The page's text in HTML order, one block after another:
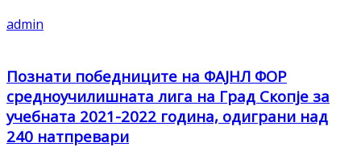
admin
Познати победниците на ФАЈНЛ ФОР
средноучилишната лига на Град Скопје за
учебната 2021-2022 година, одиграни над
240 натпревари